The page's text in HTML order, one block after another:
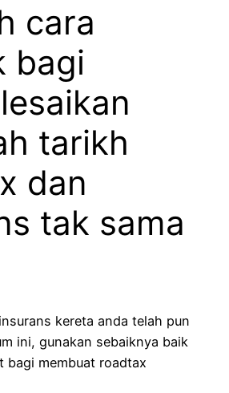
cara
bagi
tarikh
dan
tak sama
kereta anda telah pun
ini, gunakan sebaiknya baik
bagi membuat roadtax